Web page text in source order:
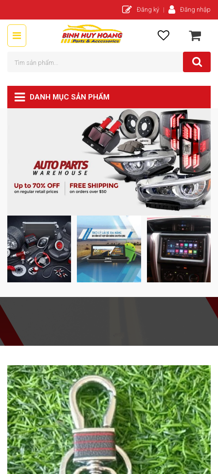
Đăng ký Đăng nhập
DANH MỤC SẢN PHẨM